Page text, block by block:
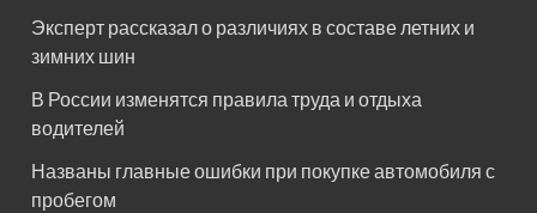
Эксперт рассказал о различиях в составе летних и
зимних шин
В России изменятся правила труда и отдыха
водителей
Названы главные ошибки при покупке автомобиля с
пробегом